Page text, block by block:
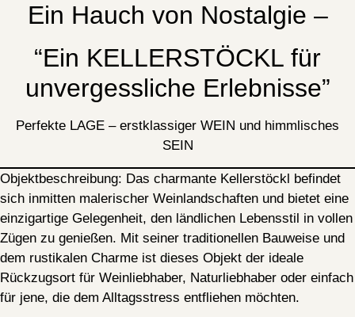
Ein Hauch von Nostalgie –
“Ein KELLERSTÖCKL für
unvergessliche Erlebnisse”
Perfekte LAGE – erstklassiger WEIN und himmlisches
SEIN
Objektbeschreibung: Das charmante Kellerstöckl befindet
sich inmitten malerischer Weinlandschaften und bietet eine
einzigartige Gelegenheit, den ländlichen Lebensstil in vollen
Zügen zu genießen. Mit seiner traditionellen Bauweise und
dem rustikalen Charme ist dieses Objekt der ideale
Rückzugsort für Weinliebhaber, Naturliebhaber oder einfach
für jene, die dem Alltagsstress entfliehen möchten.